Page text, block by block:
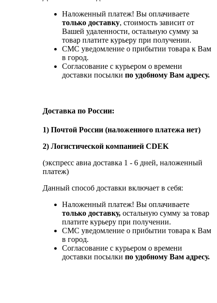
Наложенный платеж! Вы оплачиваете
только доставку, стоимость зависит от
Вашей удаленности, остальную сумму за
товар платите курьеру при получении.
СМС уведомление о прибытии товара к Вам
в город.
Согласование с курьером о времени
доставки посылки по удобному Вам адресу.
Доставка по России:
1) Почтой России (наложенного платежа нет)
2) Логистической компанией CDEK
(экспресс авиа доставка 1 - 6 дней, наложенный
платеж)
Данный способ доставки включает в себя:
Наложенный платеж! Вы оплачиваете
только доставку, остальную сумму за товар
платите курьеру при получении.
СМС уведомление о прибытии товара к Вам
в город.
Согласование с курьером о времени
доставки посылки по удобному Вам адресу.